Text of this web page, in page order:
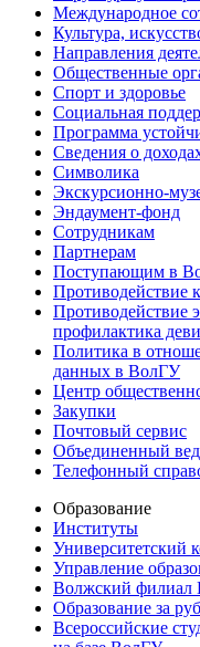
Международное
Культура,
Направления
Общественные
Спорт и здоровье
Социальная
Программа
Сведения о
Символика
Экскурсионно-
Эндаумент-фонд
Сотрудникам
Партнерам
Поступающим в
Противодействие
Противодействие
профилактика
Политика в
данных в ВолГУ
Центр
Закупки
Почтовый сервис
Объединенный
Телефонный
Образование
Институты
Университетский
Управление
Волжский филиал
Образование за
Всероссийские